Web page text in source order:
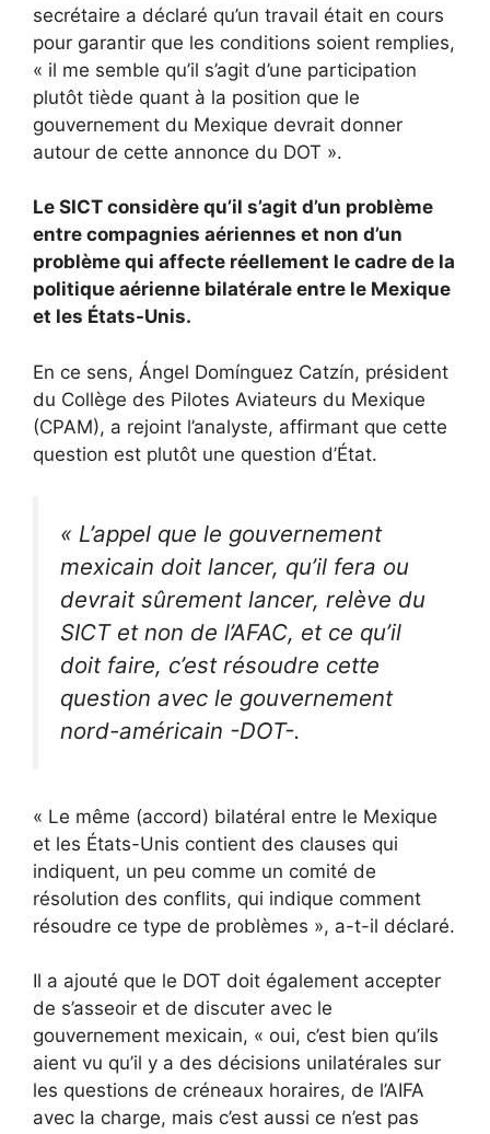
secrétaire a déclaré qu’un travail était en cours
pour garantir que les conditions soient remplies,
« il me semble qu’il s’agit d’une participation
plutôt tiède quant à la position que le
gouvernement du Mexique devrait donner
autour de cette annonce du DOT ».
Le SICT considère qu’il s’agit d’un problème
entre compagnies aériennes et non d’un
problème qui affecte réellement le cadre de la
politique aérienne bilatérale entre le Mexique
et les États-Unis.
En ce sens, Ángel Domínguez Catzín, président
du Collège des Pilotes Aviateurs du Mexique
(CPAM), a rejoint l’analyste, affirmant que cette
question est plutôt une question d’État.
« L’appel que le gouvernement
mexicain doit lancer, qu’il fera ou
devrait sûrement lancer, relève du
SICT et non de l’AFAC, et ce qu’il
doit faire, c’est résoudre cette
question avec le gouvernement
nord-américain -DOT-.
« Le même (accord) bilatéral entre le Mexique
et les États-Unis contient des clauses qui
indiquent, un peu comme un comité de
résolution des conflits, qui indique comment
résoudre ce type de problèmes », a-t-il déclaré.
Il a ajouté que le DOT doit également accepter
de s’asseoir et de discuter avec le
gouvernement mexicain, « oui, c’est bien qu’ils
aient vu qu’il y a des décisions unilatérales sur
les questions de créneaux horaires, de l’AIFA
avec la charge, mais c’est aussi ce n’est pas